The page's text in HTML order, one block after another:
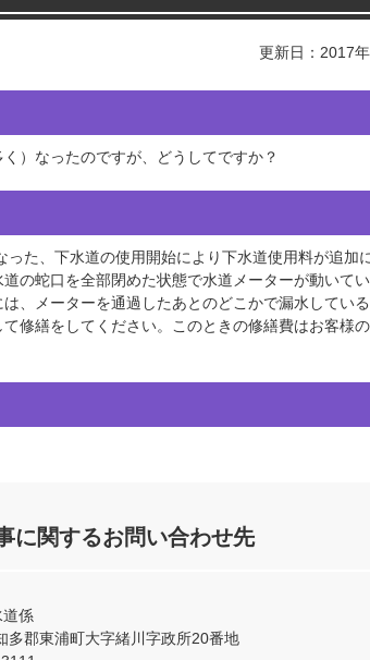
更新日：2017
）なったのですが、どうしてですか？
た、下水道の使用開始により下水道使用料が追加
の蛇口を全部閉めた状態で水道メーターが動いて
、メーターを通過したあとのどこかで漏水してい
修繕をしてください。このときの修繕費はお客様
に関するお問い合わせ先
係
多郡東浦町大字緒川字政所20番地